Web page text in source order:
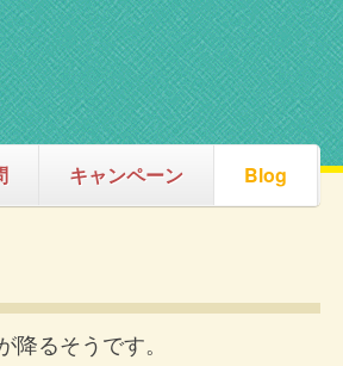
キャンペーン Blog
るそうです。